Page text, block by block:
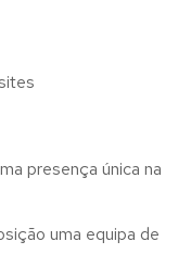
presença única na
uma equipa de